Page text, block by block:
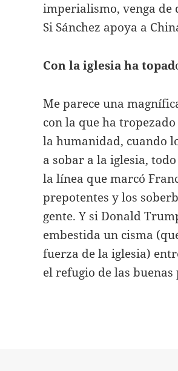
imperialismo, venga de
Si Sánchez apoya a
Con la iglesia ha topad
Me parece una
con la que ha
la humanidad, cuando
a sobar a la iglesia,
la línea que marcó
prepotentes y los
gente. Y si Donald
embestida un cisma
fuerza de la iglesia)
el refugio de las buenas